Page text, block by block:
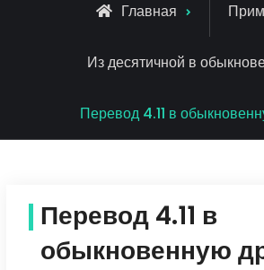
Главная
Из десятичной в
Перевод 4.11 в
Перевод 4.11 в
обыкновенную